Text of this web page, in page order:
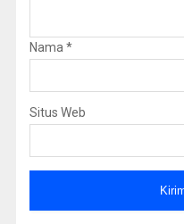
Nama *
Situs Web